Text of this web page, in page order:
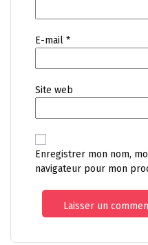
E-mail *
Site web
Enregistrer mon nom,
navigateur pour mon